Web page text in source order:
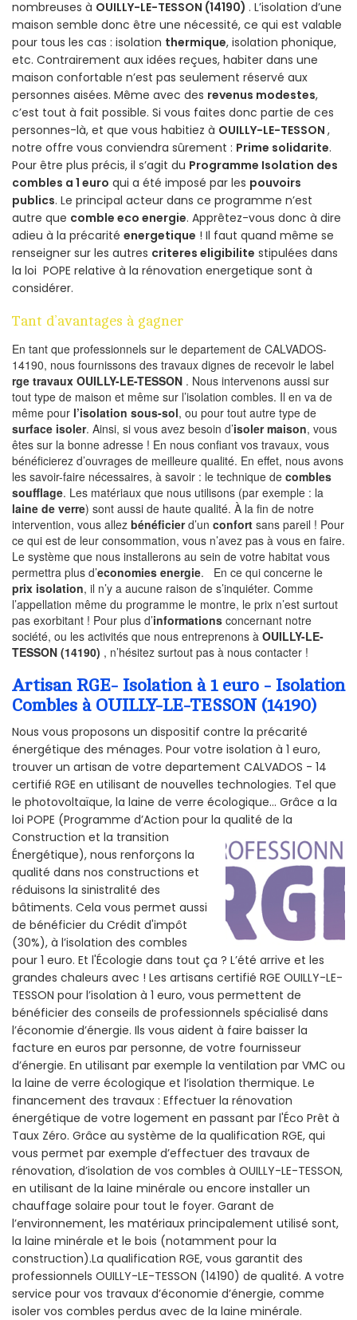
nombreuses à OUILLY-LE-TESSON (14190) . L’isolation d’une
maison semble donc être une nécessité, ce qui est valable
pour tous les cas : isolation thermique, isolation phonique,
etc. Contrairement aux idées reçues, habiter dans une
maison confortable n’est pas seulement réservé aux
personnes aisées. Même avec des revenus modestes,
c’est tout à fait possible. Si vous faites donc partie de ces
personnes-là, et que vous habitiez à OUILLY-LE-TESSON ,
notre offre vous conviendra sûrement : Prime solidarite.
Pour être plus précis, il s’agit du Programme Isolation des
combles a 1 euro qui a été imposé par les pouvoirs
publics. Le principal acteur dans ce programme n’est
autre que comble eco energie. Apprêtez-vous donc à dire
adieu à la précarité energetique ! Il faut quand même se
renseigner sur les autres criteres eligibilite stipulées dans
la loi POPE relative à la rénovation energetique sont à
considérer.
Tant d’avantages à gagner
En tant que professionnels sur le departement de CALVADOS-
14190, nous fournissons des travaux dignes de recevoir le label
rge travaux OUILLY-LE-TESSON . Nous intervenons aussi sur
tout type de maison et même sur l’isolation combles. Il en va de
même pour l’isolation sous-sol, ou pour tout autre type de
surface isoler. Ainsi, si vous avez besoin d’isoler maison, vous
êtes sur la bonne adresse ! En nous confiant vos travaux, vous
bénéficierez d’ouvrages de meilleure qualité. En effet, nous avons
les savoir-faire nécessaires, à savoir : le technique de combles
soufflage. Les matériaux que nous utilisons (par exemple : la
laine de verre) sont aussi de haute qualité. À la fin de notre
intervention, vous allez bénéficierd’un confort sans pareil ! Pour
ce qui est de leur consommation, vous n’avez pas à vous en faire.
Le système que nous installerons au sein de votre habitat vous
permettra plus d’economies energie. En ce qui concerne le
prix isolation, il n’y a aucune raison de s’inquiéter. Comme
l’appellation même du programme le montre, le prix n’est surtout
pas exorbitant ! Pour plus d’informations concernant notre
société, ou les activités que nous entreprenons à OUILLY-LE-
TESSON (14190) , n’hésitez surtout pas à nous contacter !
Artisan RGE- Isolation à 1 euro - Isolation
Combles à OUILLY-LE-TESSON (14190)
Nous vous proposons un dispositif contre la précarité
énergétique des ménages. Pour votre isolation à 1 euro,
trouver un artisan de votre departement CALVADOS - 14
certifié RGE en utilisant de nouvelles technologies. Tel que
le photovoltaïque, la laine de verre écologique... Grâce a la
loi POPE (Programme d’Action pour la qualité de la
Construction et la transition
Énergétique), nous renforçons la
qualité dans nos constructions et
réduisons la sinistralité des
bâtiments. Cela vous permet aussi
de bénéficier du Crédit d'impôt
(30%), à l’isolation des combles
pour 1 euro. Et l'Écologie dans tout ça ? L’été arrive et les
grandes chaleurs avec ! Les artisans certifié RGE OUILLY-LE-
TESSON pour l’isolation à 1 euro, vous permettent de
bénéficier des conseils de professionnels spécialisé dans
l’économie d’énergie. Ils vous aident à faire baisser la
facture en euros par personne, de votre fournisseur
d’énergie. En utilisant par exemple la ventilation par VMC ou
la laine de verre écologique et l’isolation thermique. Le
financement des travaux : Effectuer la rénovation
énergétique de votre logement en passant par l'Éco Prêt à
Taux Zéro. Grâce au système de la qualification RGE, qui
vous permet par exemple d’effectuer des travaux de
rénovation, d’isolation de vos combles à OUILLY-LE-TESSON,
en utilisant de la laine minérale ou encore installer un
chauffage solaire pour tout le foyer. Garant de
l’environnement, les matériaux principalement utilisé sont,
la laine minérale et le bois (notamment pour la
construction).La qualification RGE, vous garantit des
professionnels OUILLY-LE-TESSON (14190) de qualité. A votre
service pour vos travaux d’économie d’énergie, comme
isoler vos combles perdus avec de la laine minérale.